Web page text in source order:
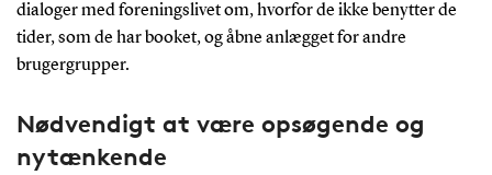
dialoger med foreningslivet om, hvorfor de ikke benytter de
tider, som de har booket, og åbne anlægget for andre
brugergrupper.
Nødvendigt at være opsøgende og
nytænkende